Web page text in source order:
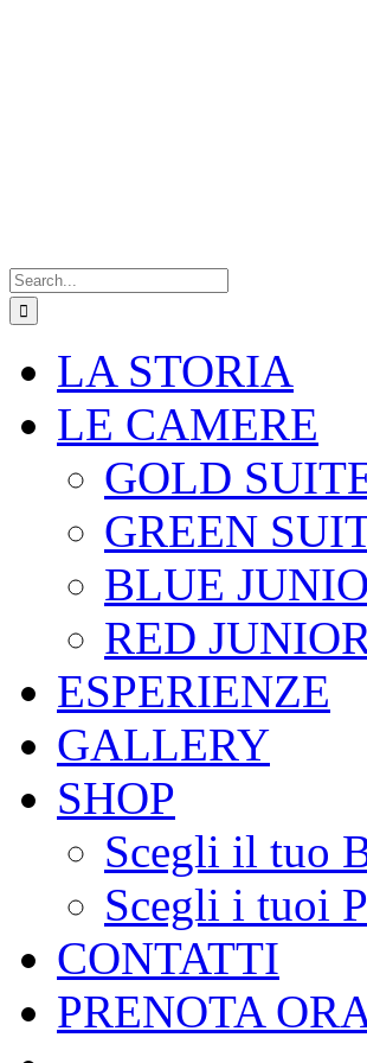
for:
LA STORIA
LE CAMERE
GOLD
GREEN
BLUE
RED
ESPERIENZE
GALLERY
SHOP
Scegli il tuo
Scegli i tuoi
CONTATTI
PRENOTA